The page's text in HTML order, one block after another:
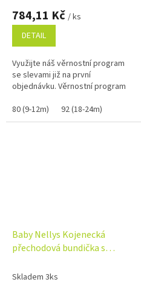
784,11 Kč / ks
DETAIL
Využijte náš věrnostní program
se slevami již na první
objednávku. Věrnostní program
80 (9-12m)
92 (18-24m)
Baby Nellys Kojenecká
přechodová bundička s
Skladem 3ks